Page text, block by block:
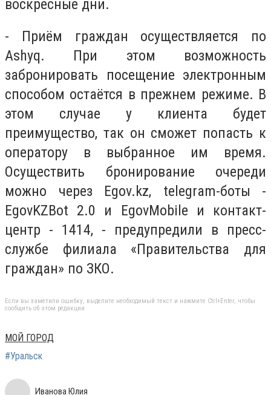
воскресные дни.
- Приём граждан осуществляется по
Ashyq. При этом возможность
забронировать посещение электронным
способом остаётся в прежнем режиме. В
этом случае у клиента будет
преимущество, так он сможет попасть к
оператору в выбранное им время.
Осуществить бронирование очереди
можно через Egov.kz, telegram-боты -
EgovKZBot 2.0 и EgovMobile и контакт-
центр - 1414, - предупредили в пресс-
службе филиала «Правительства для
граждан» по ЗКО.
Если вы заметили ошибку, выделите необходимый текст и нажмите Ctrl+Enter, чтобы
сообщить об этом редакции
МОЙ ГОРОД
#Уральск
Иванова Юлия